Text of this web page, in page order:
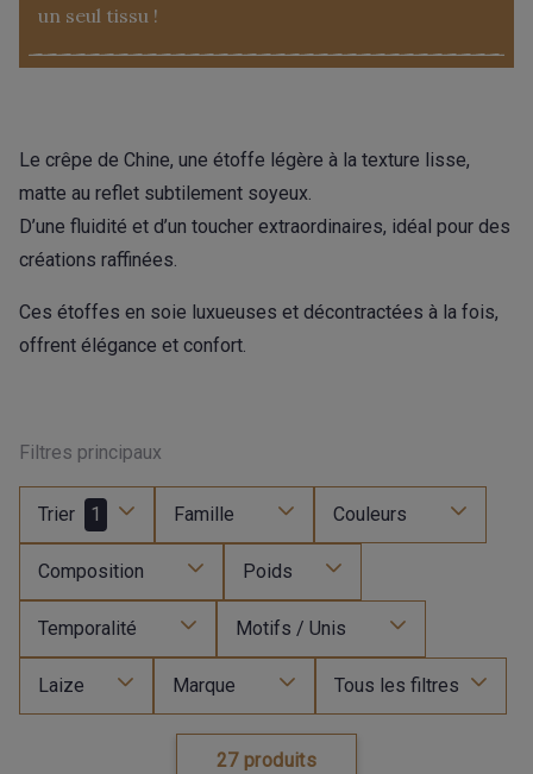
un seul tissu !
Le crêpe de Chine, une étoffe légère à la texture lisse,
matte au reflet subtilement soyeux.
D’une fluidité et d’un toucher extraordinaires, idéal pour des
créations raffinées.
Ces étoffes en soie luxueuses et décontractées à la fois,
offrent élégance et confort.
Filtres principaux
Trier 1 Famille Couleurs
Composition Poids
Temporalité Motifs / Unis
Laize Marque Tous les filtres
27 produits